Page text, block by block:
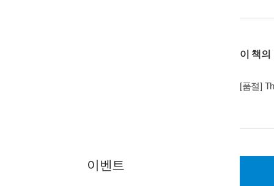
이 책의
[품절]
이벤트